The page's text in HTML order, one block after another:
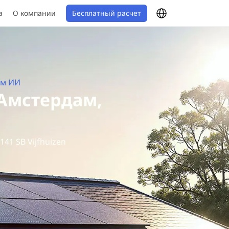
О компании Бесплатный расчет
ИИ
SB Vijfhuizen